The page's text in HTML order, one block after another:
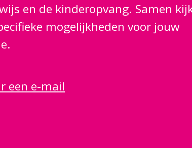
en de kinderopvang. Samen
mogelijkheden voor jouw
een e-mail